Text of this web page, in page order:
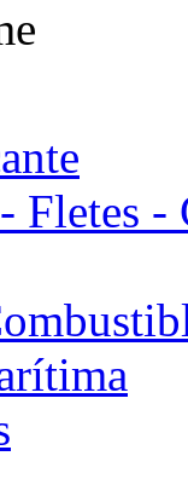
Fletes -